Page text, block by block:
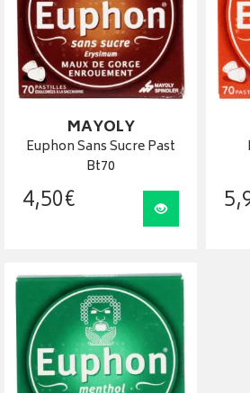
MAYOLY
Euphon Sans Sucre Past
Bt70
4,50€ Visualiser5,